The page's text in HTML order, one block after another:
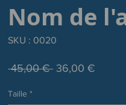
Nom de
SKU : 0020
45,00 € Prix
36,00 €
Taille *